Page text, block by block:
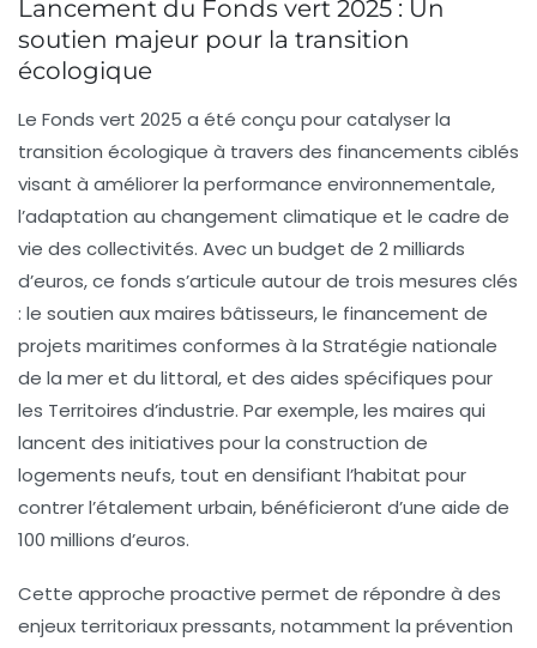
Lancement du Fonds vert 2025 : Un
soutien majeur pour la transition
écologique
Le Fonds vert 2025 a été conçu pour catalyser la
transition écologique à travers des financements ciblés
visant à améliorer la performance environnementale,
l’adaptation au changement climatique et le cadre de
vie des collectivités. Avec un budget de 2 milliards
d’euros, ce fonds s’articule autour de trois mesures clés
: le soutien auxmaires bâtisseurs, le financement de
projets maritimes conformes à la Stratégie nationale
de la mer et du littoral, et des aides spécifiques pour
les Territoires d’industrie. Par exemple, les maires qui
lancent des initiatives pour la construction de
logements neufs, tout en densifiant l’habitat pour
contrer l’étalement urbain, bénéficieront d’une aide de
100 millions d’euros.
Cette approche proactive permet de répondre à des
enjeux territoriaux pressants, notamment la prévention